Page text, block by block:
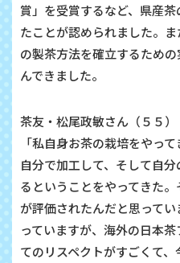
賞」を受賞するなど、県産
たことが認められました。
の製茶方法を確立するため
んできました。
茶友・松尾政敏さん（５５）
「私自身お茶の栽培をやっ
自分で加工して、そして自
るということをやってきた
が評価されたんだと思って
っていますが、海外の日本
てのリスペクトがすごくて